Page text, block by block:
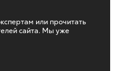
или прочитать
сайта. Мы уже